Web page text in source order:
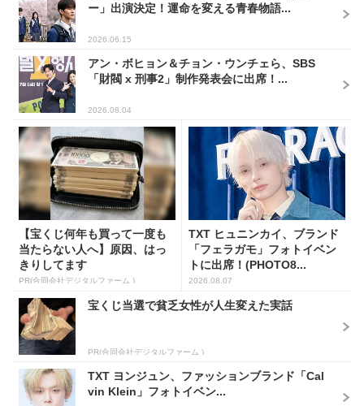
ー」出演決定！運命を変える青春物語...
2026.06.15
アン・ボヒョン＆チョン・ウンチェら、SBS
「財閥 x 刑事2」制作発表会に出席！...
2026.08.04
【宝くじ何年も買って一度も
当たらない人へ】原因、はっ
きりしてます
PR(合同会社デジタルファーム )
TXT ヒュニンカイ、ブランド
「フェラガモ」フォトイベン
トに出席！(PHOTO8...
2026.08.07
宝くじ当選で貧乏女性が人生変えた実話
PR(合同会社デジタルファーム )
TXT ヨンジュン、ファッションブランド「Cal
vin Klein」フォトイベン...